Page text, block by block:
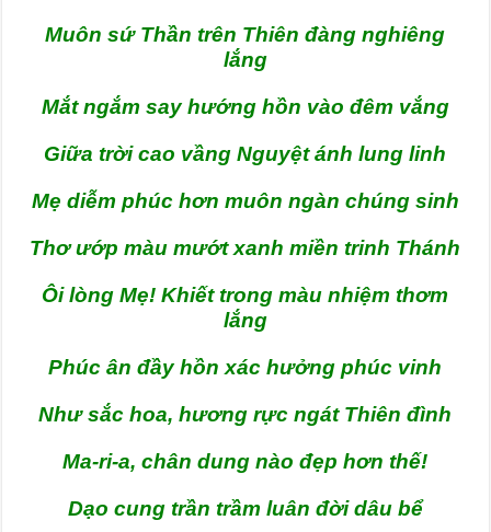
Muôn sứ Thần trên Thiên đàng nghiêng
lắng
Mắt ngắm say hướng hồn vào đêm vắng
Giữa trời cao vầng Nguyệt ánh lung linh
Mẹ diễm phúc hơn muôn ngàn chúng sinh
Thơ ướp màu mướt xanh miền trinh Thánh
Ôi lòng Mẹ! Khiết trong màu nhiệm thơm
lắng
Phúc ân đầy hồn xác hưởng phúc vinh
Như sắc hoa, hương rực ngát Thiên đình
Ma-ri-a, chân dung nào đẹp hơn thế!
Dạo cung trần trầm luân đời dâu bể